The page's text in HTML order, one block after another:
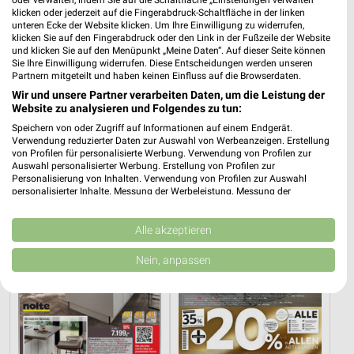
17,9 km
Angebote ab 08.08.
Gültig bis Fr. 14.08.
17,9 km
Spezial-Prospekt der Marken
Gültig bis Fr. 21.08.
Opti Wohnwelt XXXLutz
klicken oder jederzeit auf die Fingerabdruck-Schaltfläche in der linken
unteren Ecke der Website klicken. Um Ihre Einwilligung zu widerrufen,
klicken Sie auf den Fingerabdruck oder den Link in der Fußzeile der Website
und klicken Sie auf den Menüpunkt „Meine Daten“. Auf dieser Seite können
Sie Ihre Einwilligung widerrufen. Diese Entscheidungen werden unseren
Partnern mitgeteilt und haben keinen Einfluss auf die Browserdaten.
Wir und unsere Partner verarbeiten Daten, um die Leistung der
Website zu analysieren und Folgendes zu tun:
Speichern von oder Zugriff auf Informationen auf einem Endgerät.
Verwendung reduzierter Daten zur Auswahl von Werbeanzeigen. Erstellung
von Profilen für personalisierte Werbung. Verwendung von Profilen zur
Auswahl personalisierter Werbung. Erstellung von Profilen zur
Personalisierung von Inhalten. Verwendung von Profilen zur Auswahl
personalisierter Inhalte. Messung der Werbeleistung. Messung der
Kombinationen von Daten aus verschiedenen Quellen. Entwicklung und
Verbesserung der Angebote. Verwendung reduzierter Daten zur Auswahl
von Inhalten.
Daten können außerhalb der Europäischen Union weitergegeben und in die
Website/App.
Partnerliste anzeigen (1 IAB-Anbieter)
Wir nutzen Ihre Daten für folgende Zwecke:
Alle akzeptieren
Nein, anpassen